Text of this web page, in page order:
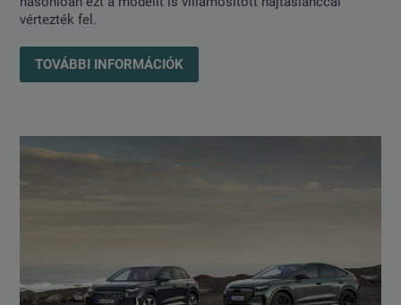
vértezték fel.
TOVÁBBI INFORMÁCIÓK